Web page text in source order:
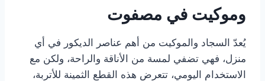
وموكيت في مصفوت
يُعدّ السجاد والموكيت من أهم عناصر الديكور في أي
منزل، فهي تضفي لمسة من الأناقة والراحة، ولكن مع
الاستخدام اليومي، تتعرض هذه القطع الثمينة للأتربة،